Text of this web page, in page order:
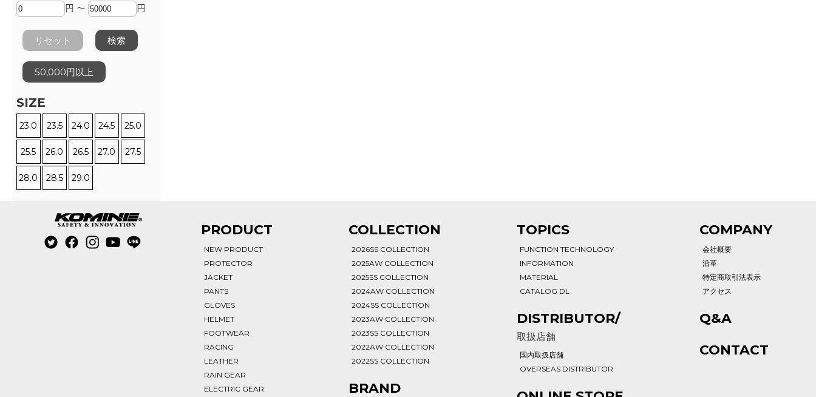
円 ～ 円
リセット 検索
50,000円以上
SIZE
23.0 23.5 24.0 24.5 25.0
25.5 26.0 26.5 27.0 27.5
28.0 28.5 29.0
PRODUCT
NEW PRODUCT
PROTECTOR
JACKET
PANTS
GLOVES
HELMET
FOOTWEAR
RACING
LEATHER
RAIN GEAR
ELECTRIC GEAR
COLLECTION
2026SS COLLECTION
2025AW COLLECTION
2025SS COLLECTION
2024AW COLLECTION
2024SS COLLECTION
2023AW COLLECTION
2023SS COLLECTION
2022AW COLLECTION
2022SS COLLECTION
BRAND
TOPICS
FUNCTION TECHNOLOGY
INFORMATION
MATERIAL
CATALOG DL
DISTRIBUTOR/
取扱店舗
国内取扱店舗
OVERSEAS DISTRIBUTOR
COMPANY
会社概要
沿革
特定商取引法表示
アクセス
Q&A
CONTACT